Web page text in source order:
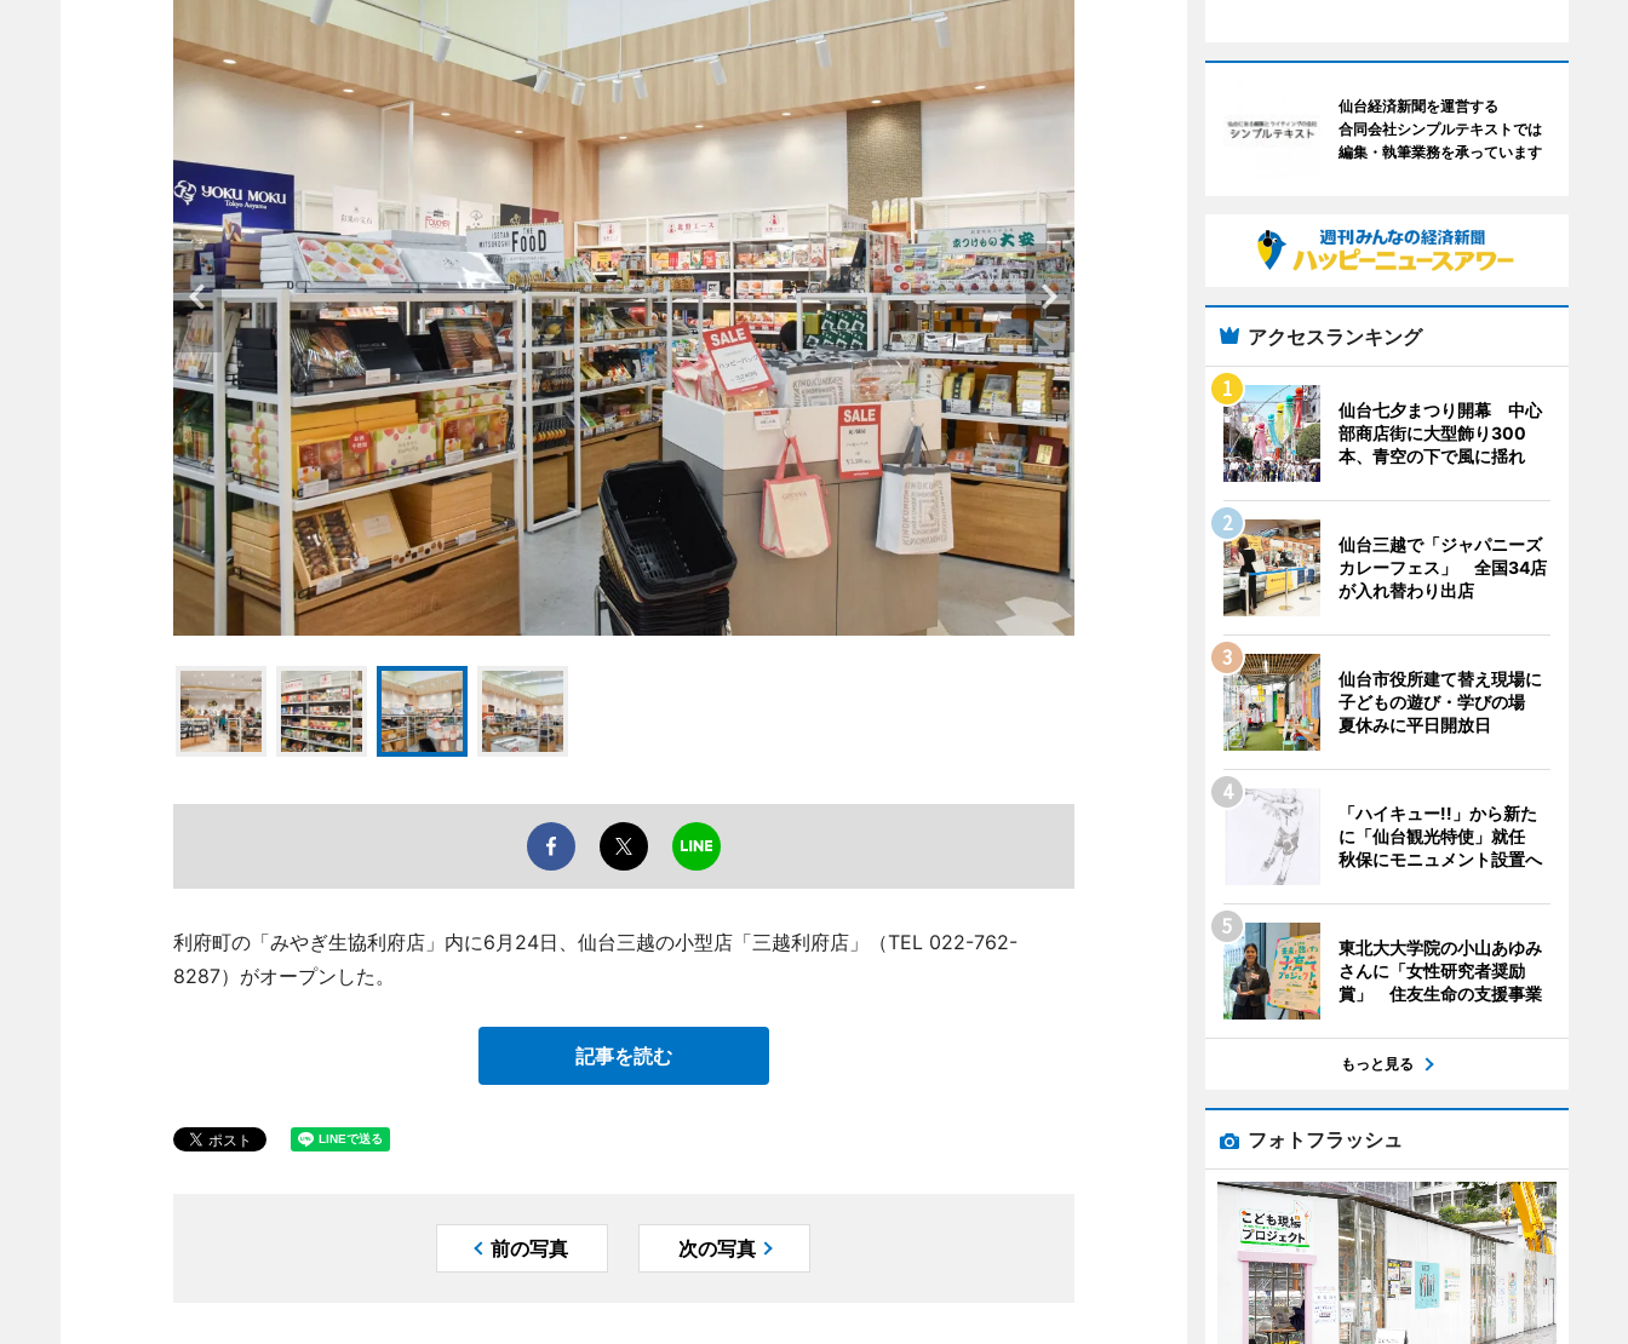
利府町の「みやぎ生協利府店」内に6月24日、仙台三越の小型店「三越利府店」（TEL 022-762-
8287）がオープンした。
記事を読む
前の写真 次の写真
仙台経済新聞を運営する
合同会社シンプルテキストでは
編集・執筆業務を承っています
アクセスランキング
仙台七夕まつり開幕 中心
部商店街に大型飾り300
本、青空の下で風に揺れ
仙台三越で「ジャパニーズ
カレーフェス」 全国34店
が入れ替わり出店
仙台市役所建て替え現場に
子どもの遊び・学びの場
夏休みに平日開放日
「ハイキュー!!」から新た
に「仙台観光特使」就任
秋保にモニュメント設置へ
東北大大学院の小山あゆみ
さんに「女性研究者奨励
賞」 住友生命の支援事業
もっと見る
フォトフラッシュ